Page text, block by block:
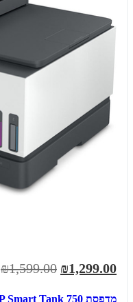
₪1,299.00
₪1,599.00
מדפסת All-In-One HP Smart Tank 750 – איכותית וחסכונית